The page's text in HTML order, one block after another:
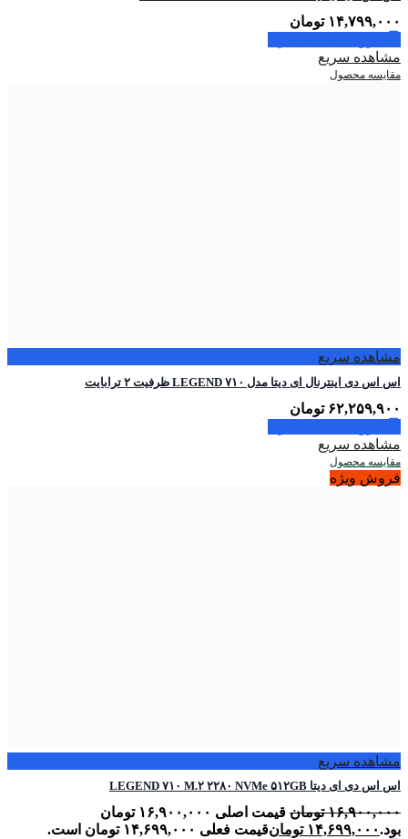
۱۴,۷۹۹,۰۰۰ تومان
مشاهده سریع
مقایسه محصول
مشاهده سریع
اس اس دی اینترنال ای دیتا مدل LEGEND ۷۱۰ ظرفیت ۲ ترابایت
۶۲,۲۵۹,۹۰۰ تومان
مشاهده سریع
مقایسه محصول
فروش ویژه
مشاهده سریع
اس اس دی ای دیتا LEGEND ۷۱۰ M.۲ ۲۲۸۰ NVMe ۵۱۲GB
۱۶,۹۰۰,۰۰۰ تومان
قیمت اصلی ۱۶,۹۰۰,۰۰۰ تومان
بود.۱۴,۶۹۹,۰۰۰ تومانقیمت فعلی ۱۴,۶۹۹,۰۰۰ تومان است.